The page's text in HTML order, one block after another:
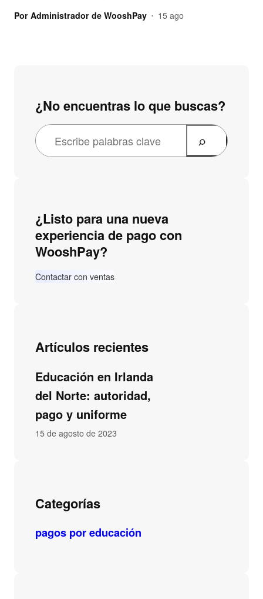
Por Administrador de WooshPay • 15 ago
¿No encuentras lo que buscas?
¿Listo para una nueva
experiencia de pago con
WooshPay?
Contactar con ventas
Artículos recientes
Educación en Irlanda
del Norte: autoridad,
pago y uniforme
15 de agosto de 2023
Categorías
pagos por educación